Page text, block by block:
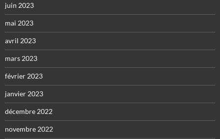
juin 2023
mai 2023
avril 2023
mars 2023
février 2023
janvier 2023
décembre 2022
novembre 2022